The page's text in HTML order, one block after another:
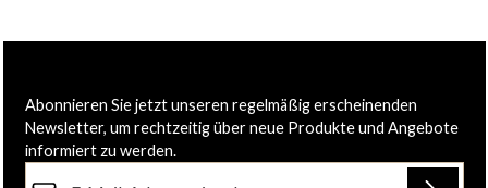
Abonnieren Sie jetzt unseren regelmäßig erscheinenden
Newsletter, um rechtzeitig über neue Produkte und Angebote
informiert zu werden.